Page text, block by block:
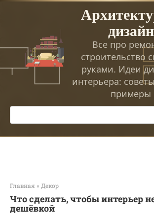
Перейти
дизайн
Все про
строительство
руками. Идеи
интерьера:
примеры
Поиск:
Главная » Декор
Что сделать, чтобы интерьер
дешёвкой